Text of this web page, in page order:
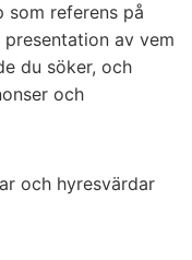
som referens på
av vem
du söker, och
och
och hyresvärdar